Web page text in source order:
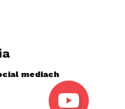
mediach